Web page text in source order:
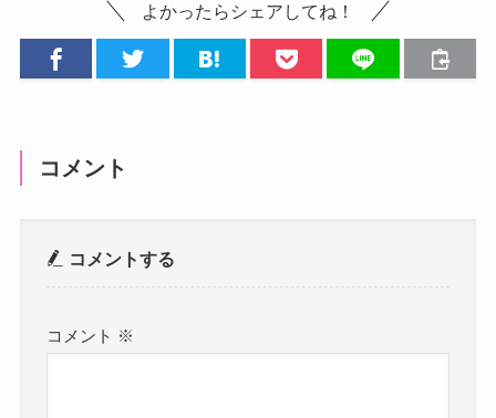
よかったらシェアしてね！
コメント
コメントする
コメント ※